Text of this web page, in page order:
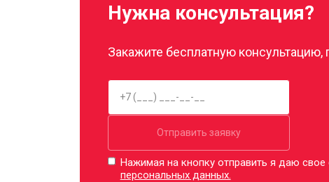
Нужна консультация?
Закажите бесплатную
Отправить заявку
Нажимая на кнопку отправить я даю свое
персональных данных.